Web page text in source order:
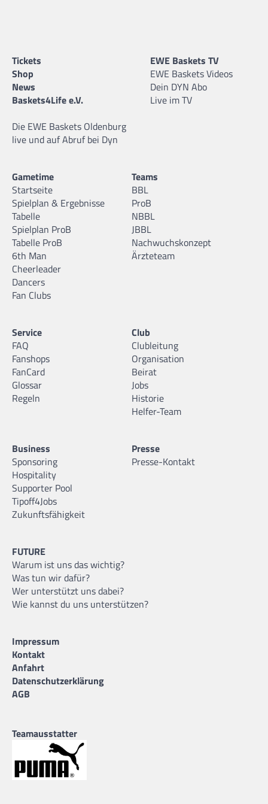
Tickets
Shop
News
Baskets4Life e.V.
Die EWE Baskets Oldenburg
live und auf Abruf bei Dyn
EWE Baskets TV
EWE Baskets Videos
Dein DYN Abo
Live im TV
Gametime
Startseite
Spielplan & Ergebnisse
Tabelle
Spielplan ProB
Tabelle ProB
6th Man
Cheerleader
Dancers
Fan Clubs
Teams
BBL
ProB
NBBL
JBBL
Nachwuchskonzept
Ärzteteam
Service
FAQ
Fanshops
FanCard
Glossar
Regeln
Club
Clubleitung
Organisation
Beirat
Jobs
Historie
Helfer-Team
Business
Sponsoring
Hospitality
Supporter Pool
Tipoff4Jobs
Zukunftsfähigkeit
Presse
Presse-Kontakt
FUTURE
Warum ist uns das wichtig?
Was tun wir dafür?
Wer unterstützt uns dabei?
Wie kannst du uns unterstützen?
Impressum
Kontakt
Anfahrt
Datenschutzerklärung
AGB
Teamausstatter